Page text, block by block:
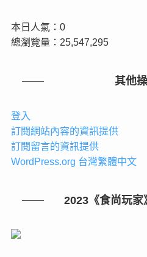
本日人氣：0
總瀏覽量：25,547,295
其他
登入
訂閱網站內容的資訊提供
訂閱留言的資訊提供
WordPress.org 台灣繁體中文
2023《食尚玩家